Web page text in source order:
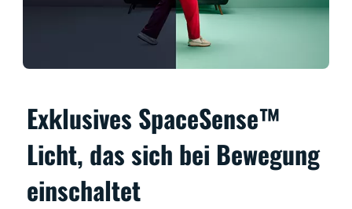
Exklusives SpaceSense™
Licht, das sich bei Bewegung
einschaltet